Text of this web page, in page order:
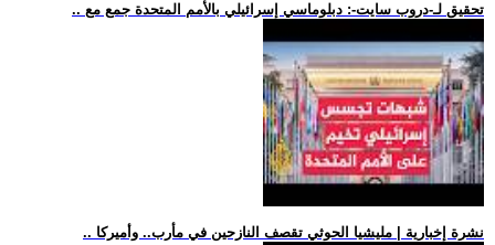
.. تحقيق لـ-دروب سايت-: دبلوماسي إسرائيلي بالأمم المتحدة جمع مع
.. نشرة إخبارية | مليشيا الحوثي تقصف النازحين في مأرب.. وأميركا